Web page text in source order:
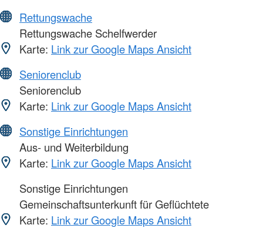
Rettungswache
Rettungswache Schelfwerder
Karte: Link zur Google Maps Ansicht
Seniorenclub
Seniorenclub
Karte: Link zur Google Maps Ansicht
Sonstige Einrichtungen
Aus- und Weiterbildung
Karte: Link zur Google Maps Ansicht
Sonstige Einrichtungen
Gemeinschaftsunterkunft für Geflüchtete
Karte: Link zur Google Maps Ansicht